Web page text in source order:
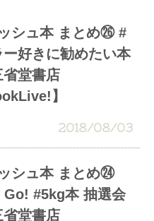
シュ本 まとめ㉖ #
ー好きに勧めたい本
省堂書店
】
2018/08/03
シュ本 まとめ㉔
#5kg本 抽選会
省堂書店